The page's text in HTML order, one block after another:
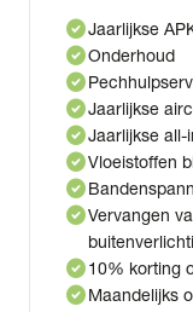
check_circleJaarlijkse
check_circleOnderhoud
check_circle
check_circleJaarlijkse
check_circleJaarlijkse
check_circleVloeistoffen
check_circle
check_circleVervangen
check_circle10% korting
check_circleMaandelijks